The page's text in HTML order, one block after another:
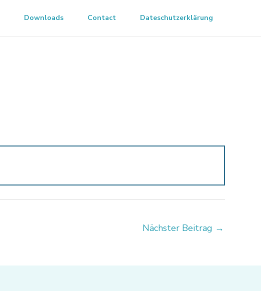
Downloads Contact Dateschutzerklärung
Nächster Beitrag →